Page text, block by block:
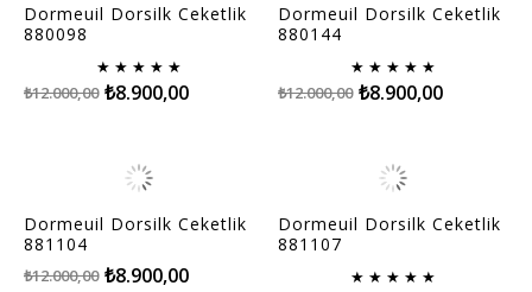
Dormeuil Dorsilk Ceketlik
880098
★ ★ ★ ★ ★
₺8.900,00
₺12.000,00
Dormeuil Dorsilk Ceketlik
880144
★ ★ ★ ★ ★
₺8.900,00
₺12.000,00
Dormeuil Dorsilk Ceketlik
881104
₺8.900,00
₺12.000,00
Dormeuil Dorsilk Ceketlik
881107
★ ★ ★ ★ ★